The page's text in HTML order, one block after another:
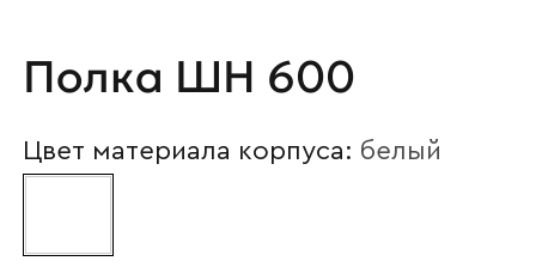
Полка ШН 600
Цвет материала корпуса: белый